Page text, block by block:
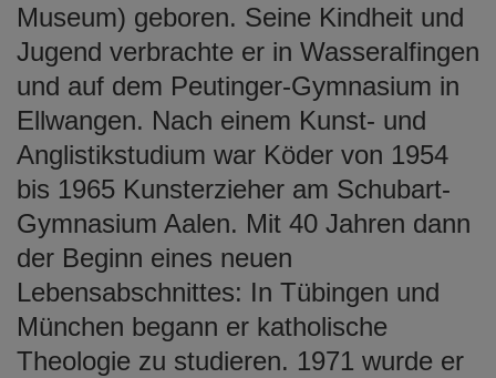
Museum) geboren. Seine Kindheit und
Jugend verbrachte er in Wasseralfingen
und auf dem Peutinger-Gymnasium in
Ellwangen. Nach einem Kunst- und
Anglistikstudium war Köder von 1954
bis 1965 Kunsterzieher am Schubart-
Gymnasium Aalen. Mit 40 Jahren dann
der Beginn eines neuen
Lebensabschnittes: In Tübingen und
München begann er katholische
Theologie zu studieren. 1971 wurde er